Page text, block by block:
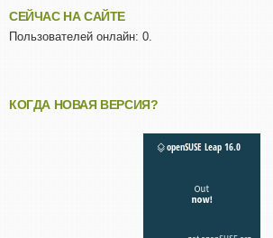
СЕЙЧАС НА САЙТЕ
Пользователей онлайн: 0.
КОГДА НОВАЯ ВЕРСИЯ?